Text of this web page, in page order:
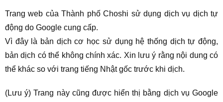
Trang web của Thành phố Choshi sử dụng dịch vụ dịch tự
động do Google cung cấp.
Vì đây là bản dịch cơ học sử dụng hệ thống dịch tự động,
bản dịch có thể không chính xác. Xin lưu ý rằng nội dung có
thể khác so với trang tiếng Nhật gốc trước khi dịch.
(Lưu ý) Trang này cũng được hiển thị bằng dịch vụ Google